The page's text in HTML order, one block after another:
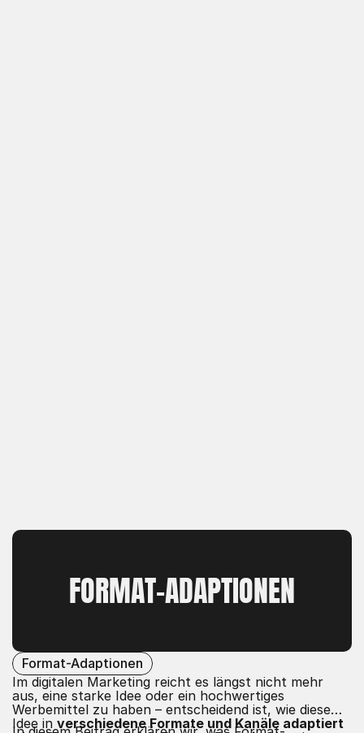
FORMAT-ADAPTIONEN
Format-Adaptionen
Im digitalen Marketing reicht es längst nicht mehr
aus, eine starke Idee oder ein hochwertiges
Werbemittel zu haben – entscheidend ist, wie diese
Idee in verschiedene Formate und Kanäle adaptiert